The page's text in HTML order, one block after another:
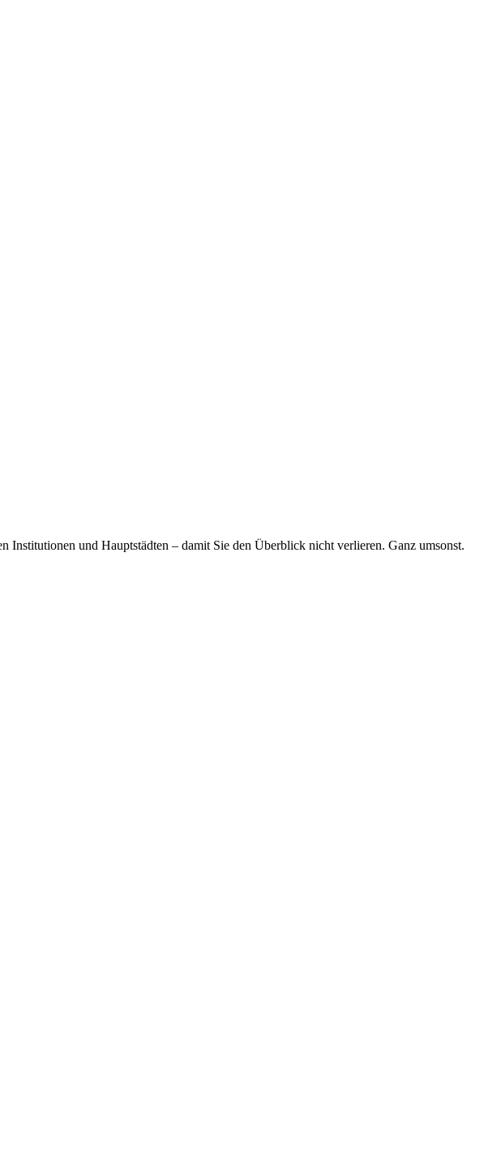
und Hauptstädten – damit Sie den Überblick nicht verlieren. Ganz umsonst.